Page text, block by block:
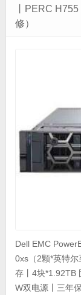
丨PERC
修）
Dell EMC
0xs（2颗*英特
存丨4块*1.92TB
W双电源丨三年